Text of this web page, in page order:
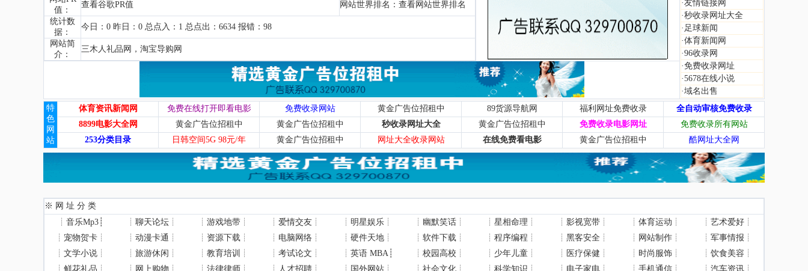
·友情链接网
·秒收录网址大全
· 足球新闻
·体育新闻网
·96收录网
·免费收录网址
·5678在线小说
·域名出售
值：
查看谷歌PR值 网站世界排名： 查看网站世界排名
统计数
据：
今日：0 昨日：0 总点入：1 总点出：6634 报错：98
网站简
介：
三木人礼品网，淘宝导购网
特
色
网
站
体育资讯新闻网 免费在线打开即看电影 免费收录网站 黄金广告位招租中 89货源导航网 福利网址免费收录
全自动审核免费收录
8899电影大全网
黄金广告位招租中 黄金广告位招租中 秒收录网址大全 黄金广告位招租中 免费收录电影网址
免费收录所有网站
253分类目录
日韩空间5G 98元/年 黄金广告位招租中 网址大全收录网站 在线免费看电影 黄金广告位招租中 酷网址大全网
※ 网 址 分 类
┊ 音乐Mp3 ┊ ┊ 聊天论坛 ┊ ┊ 游戏地带 ┊ ┊ 爱情交友 ┊ ┊ 明星娱乐 ┊ ┊ 幽默笑话 ┊ ┊ 星相命理 ┊ ┊ 影视宽带┊ ┊ 体育运动 ┊ ┊ 艺术爱好┊
┊ 宠物贺卡 ┊ ┊ 动漫卡通 ┊ ┊ 资源下载 ┊ ┊ 电脑网络 ┊ ┊ 硬件天地 ┊ ┊ 软件下载 ┊ ┊ 程序编程 ┊ ┊ 黑客安全┊ ┊ 网站制作┊ ┊ 军事情报 ┊
┊ 文学小说 ┊ ┊ 旅游休闲 ┊ ┊ 教育培训 ┊ ┊ 考试论文 ┊ ┊ 英语 MBA┊ ┊ 校园高校 ┊ ┊ 少年儿童 ┊ ┊ 医疗保健 ┊ ┊ 时尚服饰┊ ┊ 饮食美容 ┊
┊ 鲜花礼品 ┊ ┊ 网上购物 ┊ ┊ 法律律师 ┊ ┊ 人才招聘 ┊ ┊ 国外网站 ┊ ┊ 社会文化 ┊ ┊ 科学知识 ┊ ┊ 电子家电┊ ┊ 手机通信┊ ┊ 汽车资讯┊